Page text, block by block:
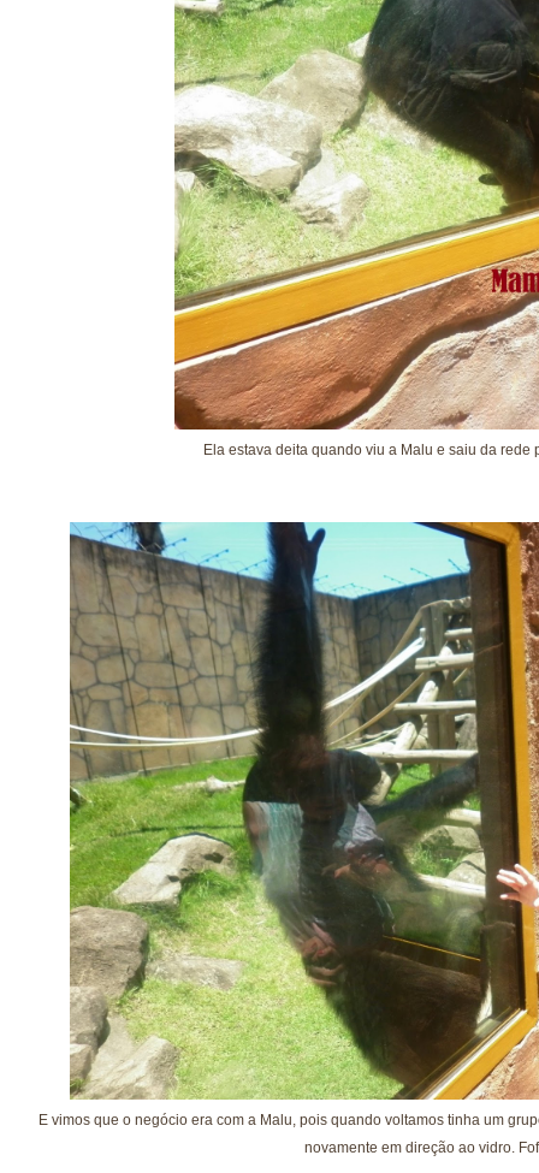
Ela estava deita quando viu a Malu e saiu da rede
E vimos que o negócio era com a Malu, pois quando voltamos tinha um
novamente em direção ao vidro.